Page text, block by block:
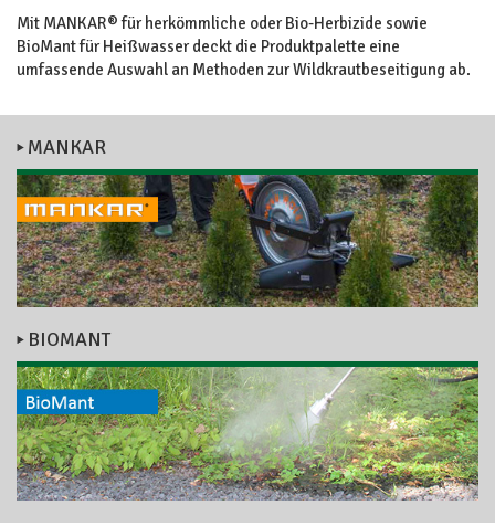
Mit MANKAR® für herkömmliche oder Bio-Herbizide sowie
BioMant für Heißwasser deckt die Produktpalette eine
umfassende Auswahl an Methoden zur Wildkrautbeseitigung ab.
MANKAR
BIOMANT